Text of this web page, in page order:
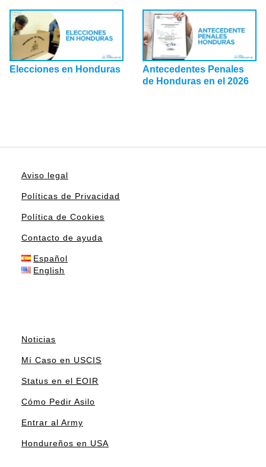
Elecciones en Honduras
Antecedentes Penales
de Honduras en el 2026
Aviso legal
Políticas de Privacidad
Política de Cookies
Contacto de ayuda
Español
English
Noticias
Mí Caso en USCIS
Status en el EOIR
Cómo Pedir Asilo
Entrar al Army
Hondureños en USA